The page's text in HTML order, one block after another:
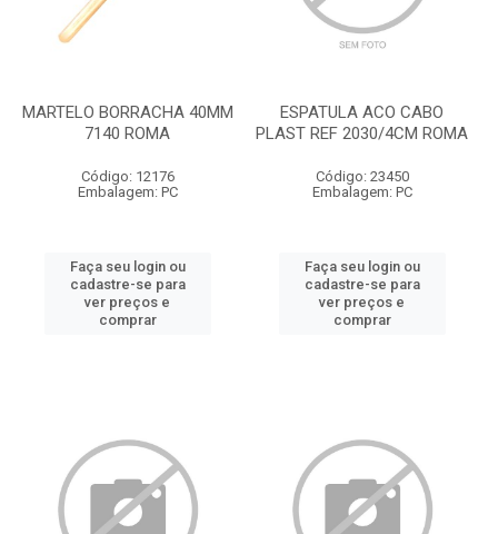
MARTELO BORRACHA 40MM
7140 ROMA
Código: 12176
Embalagem: PC
Faça seu login ou
cadastre-se para
ver preços e
comprar
ESPATULA ACO CABO
PLAST REF 2030/4CM ROMA
Código: 23450
Embalagem: PC
Faça seu login ou
cadastre-se para
ver preços e
comprar